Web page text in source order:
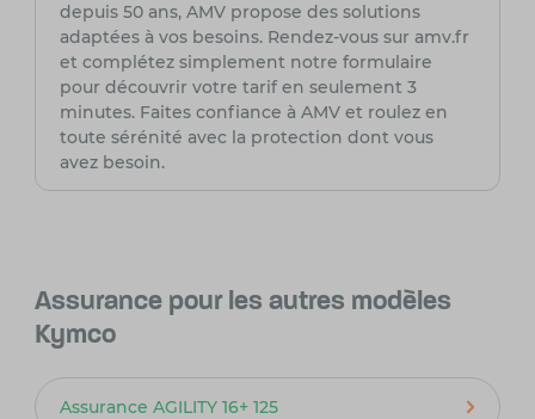
depuis 50 ans, AMV propose des solutions
adaptées à vos besoins. Rendez-vous sur amv.fr
et complétez simplement notre formulaire
pour découvrir votre tarif en seulement 3
minutes. Faites confiance à AMV et roulez en
toute sérénité avec la protection dont vous
avez besoin.
Assurance pour les autres modèles
Kymco
Assurance AGILITY 16+ 125